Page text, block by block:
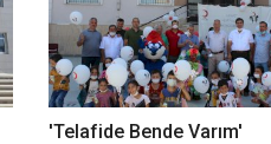
'Telafide Bende Varım'